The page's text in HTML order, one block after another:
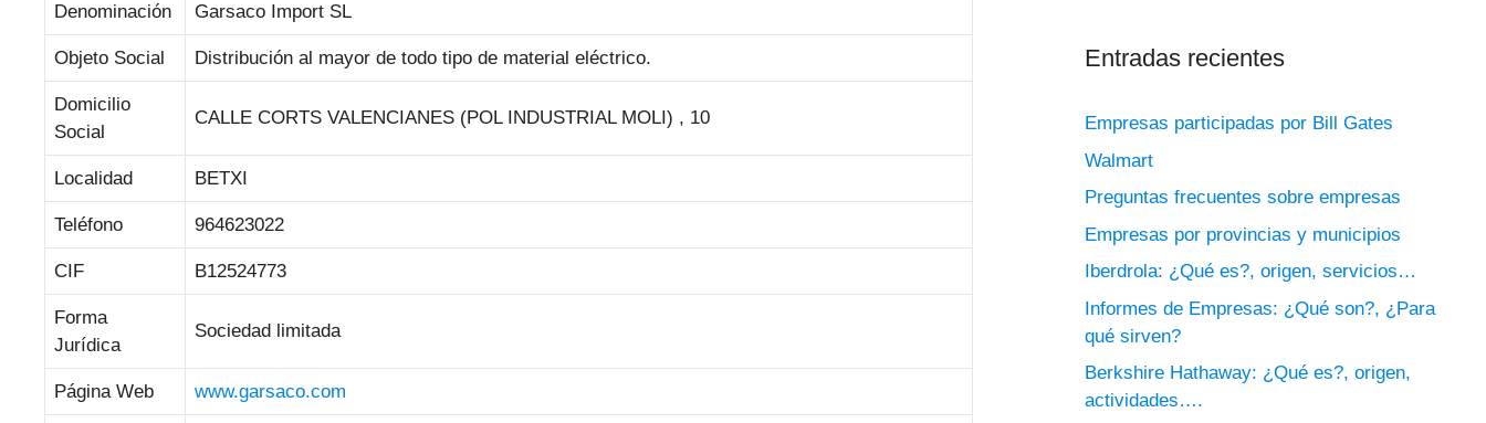
Denominación Garsaco Import SL
Objeto Social Distribución al mayor de todo tipo de material eléctrico.
Domicilio
Social
CALLE CORTS VALENCIANES (POL INDUSTRIAL MOLI) , 10
Localidad BETXI
Teléfono 964623022
CIF B12524773
Forma
Jurídica
Sociedad limitada
Página Web www.garsaco.com
Entradas recientes
Empresas participadas por Bill Gates
Walmart
Preguntas frecuentes sobre empresas
Empresas por provincias y municipios
Iberdrola: ¿Qué es?, origen, servicios…
Informes de Empresas: ¿Qué son?, ¿Para
qué sirven?
Berkshire Hathaway: ¿Qué es?, origen,
actividades….